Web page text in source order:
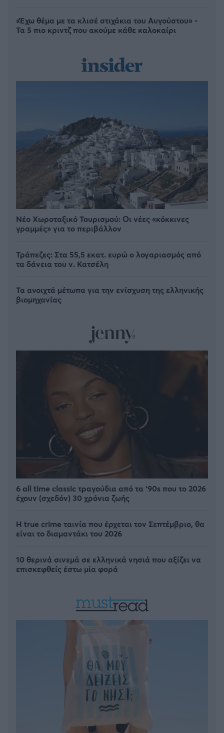
«Έχω θέμα με τα κλισέ στιχάκια του Αυγούστου» -
Τα 5 πιο κριντζ που ακούμε κάθε καλοκαίρι
Νέο Χωροταξικό Τουρισμού: Οι νέες «κόκκινες
γραμμές» για το περιβάλλον
Τράπεζες: Στα 55,5 εκατ. ευρώ ο λογαριασμός από
τα δάνεια του ν. Κατσέλη
Τα ανοιχτά μέτωπα για την ενίσχυση της ελληνικής
βιομηχανίας
6 all time classic τραγούδια από τα ‘90s που το 2026
έχουν (σχεδόν) 30 χρόνια ζωής
Η true crime ταινία που έρχεται τον Σεπτέμβριο, θα
είναι το διαμαντάκι του 2026
10 θερινά σινεμά σε ελληνικά νησιά που αξίζει να
επισκεφθείς έστω μία φορά